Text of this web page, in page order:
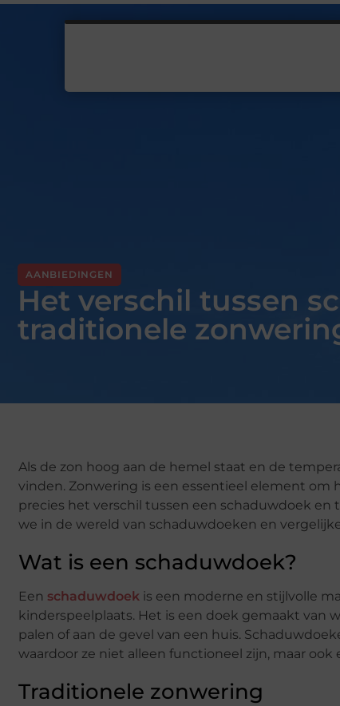
AANBIEDINGEN
Het verschil tussen
traditionele
Als de zon hoog aan de hemel staat en de
vinden. Zonwering is een essentieel element om
precies het verschil tussen een schaduwdoek en
we in de wereld van schaduwdoeken en
Wat is een schaduwdoek?
Een schaduwdoek is een moderne en stijlvolle
kinderspeelplaats. Het is een doek gemaakt van
palen of aan de gevel van een huis.
waardoor ze niet alleen functioneel zijn, maar
Traditionele zonwering